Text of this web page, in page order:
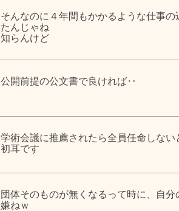
そんなのに４年間もかかるような仕事
たんじゃね
知らんけど
公開前提の公文書で良ければ‥
学術会議に推薦されたら全員任命しな
初耳です
団体そのものが無くなるって時に、自
嫌ねｗ